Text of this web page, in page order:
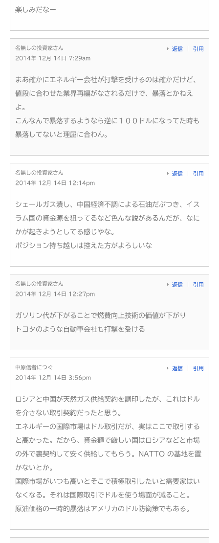
楽しみだなー
名無しの投資家さん
2014年 12月 14日 7:29am
返信 引用
まあ確かにエネルギー会社が打撃を受けるのは確かだけど、
値段に合わせた業界再編がなされるだけで、暴落とかねえ
よ。
こんなんで暴落するようなら逆に１００ドルになってた時も
暴落してないと理屈に合わん。
名無しの投資家さん
2014年 12月 14日 12:14pm
返信 引用
シェールガス潰し、中国経済不調による石油だぶつき、イス
ラム国の資金源を狙ってるなど色んな説があるんだが、なに
かが起きようとしてる感じやな。
ポジション持ち越しは控えた方がよろしいな
名無しの投資家さん
2014年 12月 14日 12:27pm
返信 引用
ガソリン代が下がることで燃費向上技術の価値が下がり
トヨタのような自動車会社も打撃を受ける
中原信者につぐ
2014年 12月 14日 3:56pm
返信 引用
ロシアと中国が天然ガス供給契約を調印したが、これはドル
を介さない取引契約だったと思う。
エネルギーの国際市場はドル取引だが、実はここで取引する
と高かった。だから、資金麺で厳しい国はロシアなどと市場
の外で裏契約して安く供給してもらう。NATTO の基地を置
かないとか。
国際市場がいつも高いとそこで積極取引したいと需要家はい
なくなる。それは国際取引でドルを使う場面が減ること。
原油価格の一時的暴落はアメリカのドル防衛策でもある。